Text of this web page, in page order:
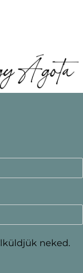
neked.